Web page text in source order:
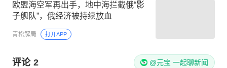
欧盟海空军再出手，地中海拦截俄“影
子舰队”，俄经济被持续放血
青松解局 打开APP
评论 2 @元宝 一起聊新闻